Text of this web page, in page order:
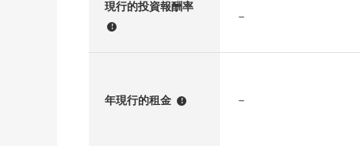
現行的投資報酬率
!
－
年現行的租金 ! －